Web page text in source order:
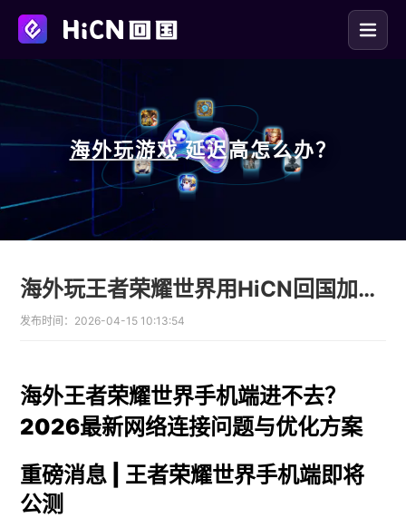
海外玩游戏 延迟高怎么办？
海外玩王者荣耀世界用HiCN回国加速器 口令1124免费领
发布时间： 2026-04-15 10:13:54
海外王者荣耀世界手机端进不去？
2026最新网络连接问题与优化方案
重磅消息 | 王者荣耀世界手机端即将
公测